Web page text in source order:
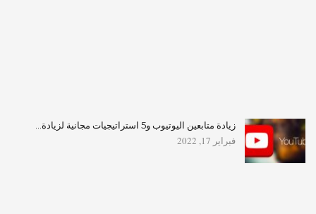
زيادة متابعين اليوتيوب و5 استراتيجيات مجانية لزيادة…
فبراير 17, 2022